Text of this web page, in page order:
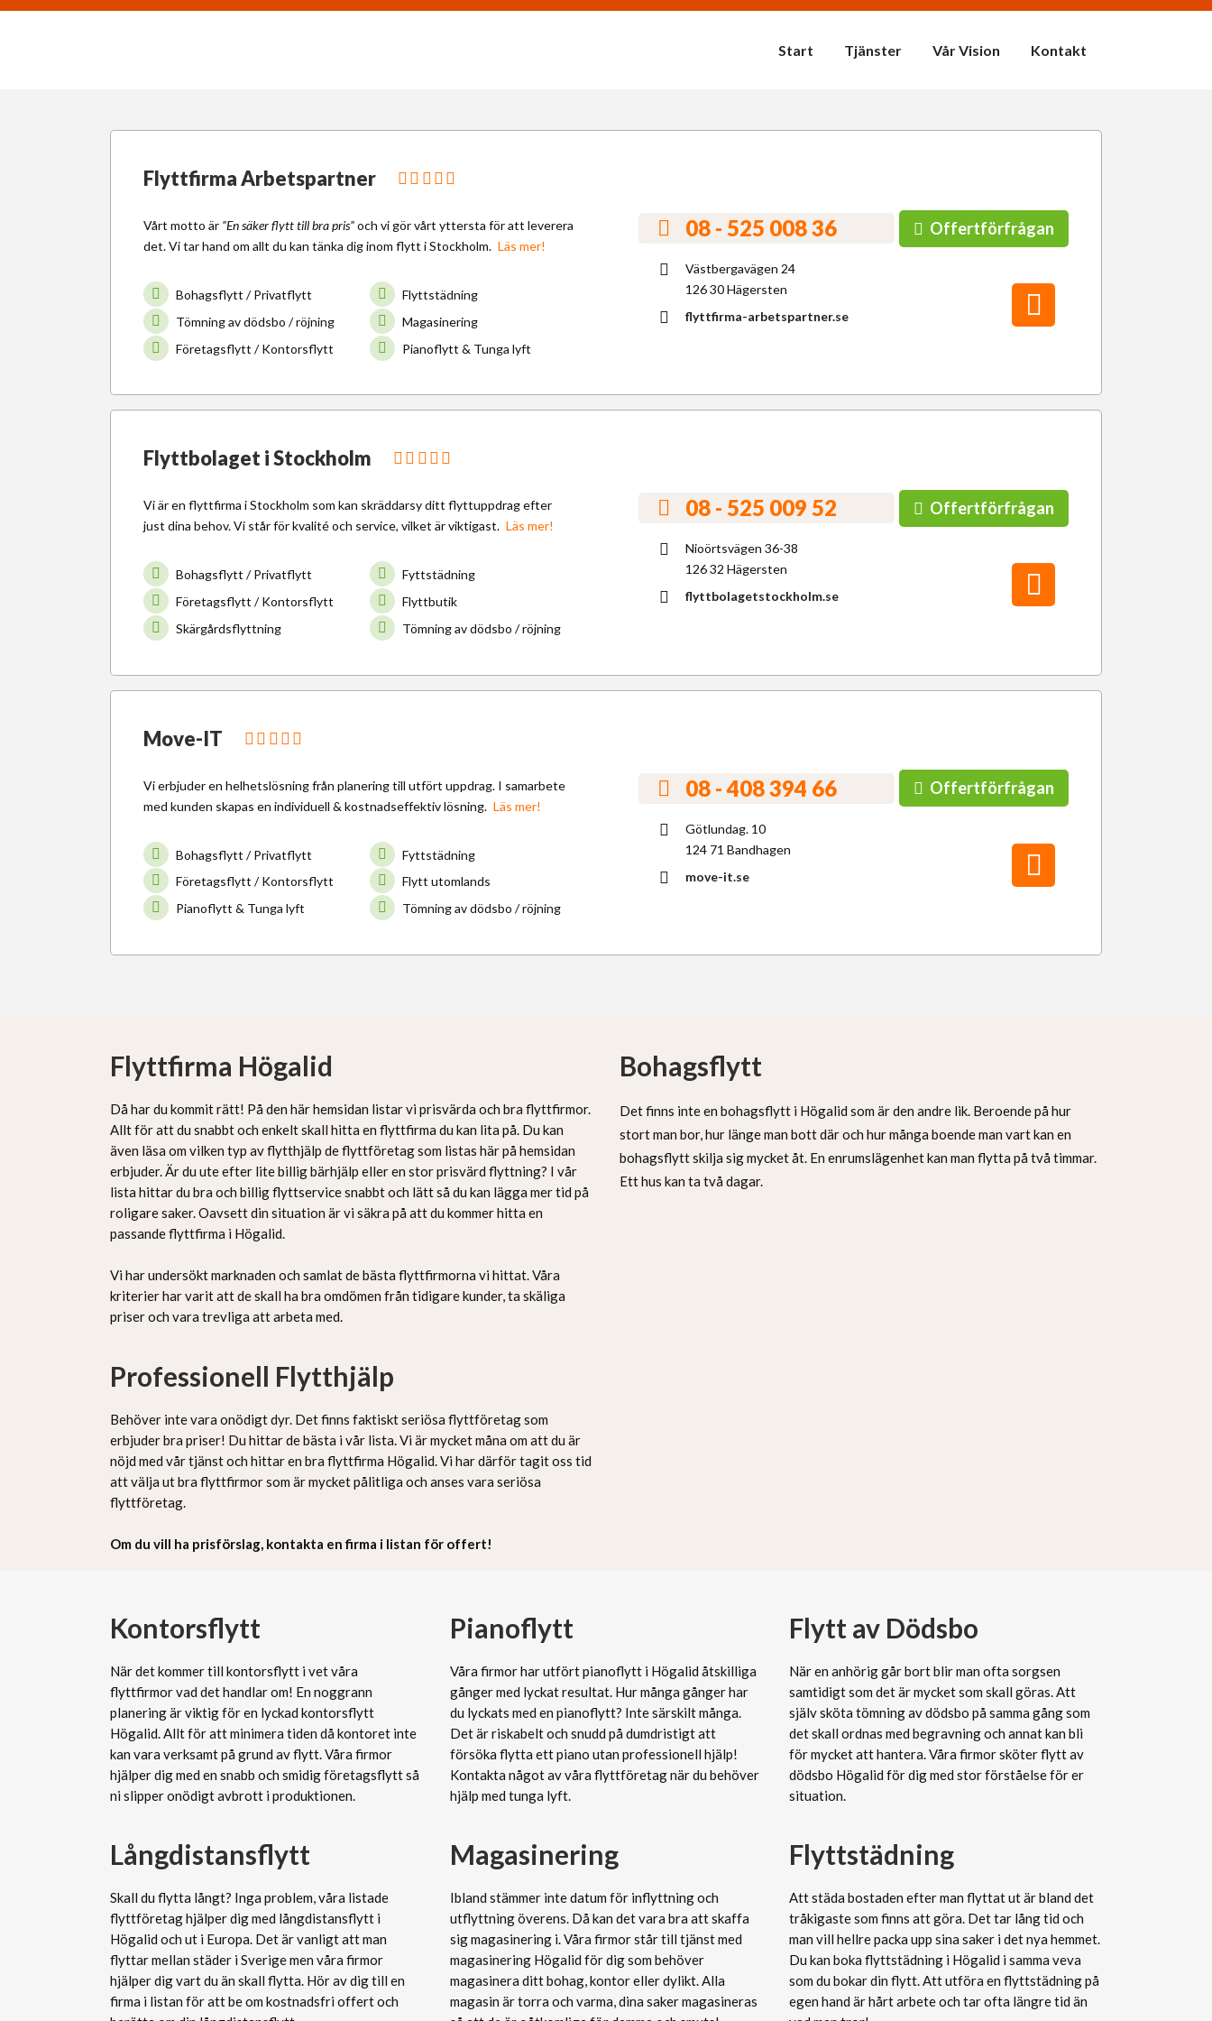
Start Tjänster Vår Vision Kontakt
Flyttfirma Arbetspartner
Vårt motto är ”En säker flytt till bra pris”och vi gör vårt yttersta för att leverera
det. Vi tar hand om allt du kan tänka dig inom flytt i Stockholm. Läs mer!
Bohagsflytt / Privatflytt
Tömning av dödsbo / röjning
Företagsflytt / Kontorsflytt
Flyttstädning
Magasinering
Pianoflytt & Tunga lyft
08 - 525 008 36 Offertförfrågan
Västbergavägen 24
126 30 Hägersten
flyttfirma-arbetspartner.se
Flyttbolaget i Stockholm
Vi är en flyttfirma i Stockholm som kan skräddarsy ditt flyttuppdrag efter
just dina behov. Vi står för kvalité och service, vilket är viktigast. Läs mer!
Bohagsflytt / Privatflytt
Företagsflytt / Kontorsflytt
Skärgårdsflyttning
Fyttstädning
Flyttbutik
Tömning av dödsbo / röjning
08 - 525 009 52 Offertförfrågan
Nioörtsvägen 36-38
126 32 Hägersten
flyttbolagetstockholm.se
Move-IT
Vi erbjuder en helhetslösning från planering till utfört uppdrag. I samarbete
med kunden skapas en individuell & kostnadseffektiv lösning. Läs mer!
Bohagsflytt / Privatflytt
Företagsflytt / Kontorsflytt
Pianoflytt & Tunga lyft
Fyttstädning
Flytt utomlands
Tömning av dödsbo / röjning
08 - 408 394 66 Offertförfrågan
Götlundag. 10
124 71 Bandhagen
move-it.se
Flyttfirma Högalid
Då har du kommit rätt! På den här hemsidan listar vi prisvärda och bra flyttfirmor.
Allt för att du snabbt och enkelt skall hitta en flyttfirma du kan lita på. Du kan
även läsa om vilken typ av flytthjälp de flyttföretag som listas här på hemsidan
erbjuder. Är du ute efter lite billig bärhjälp eller en stor prisvärd flyttning? I vår
lista hittar du bra och billig flyttservice snabbt och lätt så du kan lägga mer tid på
roligare saker. Oavsett din situation är vi säkra på att du kommer hitta en
passande flyttfirma i Högalid.
Vi har undersökt marknaden och samlat de bästa flyttfirmorna vi hittat. Våra
kriterier har varit att de skall ha bra omdömen från tidigare kunder, ta skäliga
priser och vara trevliga att arbeta med.
Professionell Flytthjälp
Behöver inte vara onödigt dyr. Det finns faktiskt seriösa flyttföretag som
erbjuder bra priser! Du hittar de bästa i vår lista. Vi är mycket måna om att du är
nöjd med vår tjänst och hittar en bra flyttfirma Högalid. Vi har därför tagit oss tid
att välja ut bra flyttfirmor som är mycket pålitliga och anses vara seriösa
flyttföretag.
Om du vill ha prisförslag, kontakta en firma i listan för offert!
Bohagsflytt
Det finns inte en bohagsflytt i Högalid som är den andre lik. Beroende på hur
stort man bor, hur länge man bott där och hur många boende man vart kan en
bohagsflytt skilja sig mycket åt. En enrumslägenhet kan man flytta på två timmar.
Ett hus kan ta två dagar.
Kontorsflytt
När det kommer till kontorsflytt i vet våra
flyttfirmor vad det handlar om! En noggrann
planering är viktig för en lyckad kontorsflytt
Högalid. Allt för att minimera tiden då kontoret inte
kan vara verksamt på grund av flytt. Våra firmor
hjälper dig med en snabb och smidig företagsflytt så
ni slipper onödigt avbrott i produktionen.
Långdistansflytt
Skall du flytta långt? Inga problem, våra listade
flyttföretag hjälper dig med långdistansflytt i
Högalid och ut i Europa. Det är vanligt att man
flyttar mellan städer i Sverige men våra firmor
hjälper dig vart du än skall flytta. Hör av dig till en
firma i listan för att be om kostnadsfri offert och
Pianoflytt
Våra firmor har utfört pianoflytt i Högalid åtskilliga
gånger med lyckat resultat. Hur många gånger har
du lyckats med en pianoflytt? Inte särskilt många.
Det är riskabelt och snudd på dumdristigt att
försöka flytta ett piano utan professionell hjälp!
Kontakta något av våra flyttföretag när du behöver
hjälp med tunga lyft.
Magasinering
Ibland stämmer inte datum för inflyttning och
utflyttning överens. Då kan det vara bra att skaffa
sig magasinering i. Våra firmor står till tjänst med
magasinering Högalid för dig som behöver
magasinera ditt bohag, kontor eller dylikt. Alla
magasin är torra och varma, dina saker magasineras
Flytt av Dödsbo
När en anhörig går bort blir man ofta sorgsen
samtidigt som det är mycket som skall göras. Att
själv sköta tömning av dödsbo på samma gång som
det skall ordnas med begravning och annat kan bli
för mycket att hantera. Våra firmor sköter flytt av
dödsbo Högalid för dig med stor förståelse för er
situation.
Flyttstädning
Att städa bostaden efter man flyttat ut är bland det
tråkigaste som finns att göra. Det tar lång tid och
man vill hellre packa upp sina saker i det nya hemmet.
Du kan boka flyttstädning i Högalid i samma veva
som du bokar din flytt. Att utföra en flyttstädning på
egen hand är hårt arbete och tar ofta längre tid än